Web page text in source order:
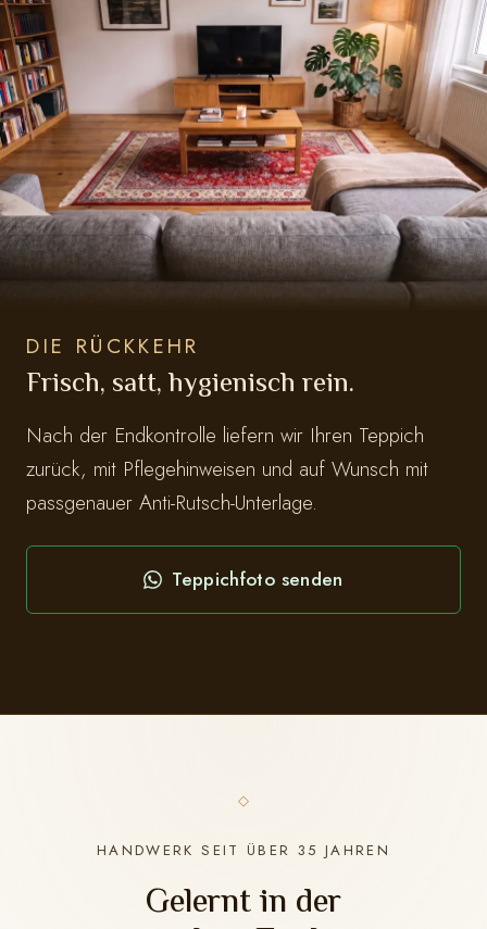
DIE RÜCKKEHR
Frisch, satt, hygienisch rein.
Nach der Endkontrolle liefern wir Ihren Teppich
zurück, mit Pflegehinweisen und auf Wunsch mit
passgenauer Anti-Rutsch-Unterlage.
Teppichfoto senden
HANDWERK SEIT ÜBER 35 JAHREN
Gelernt in der